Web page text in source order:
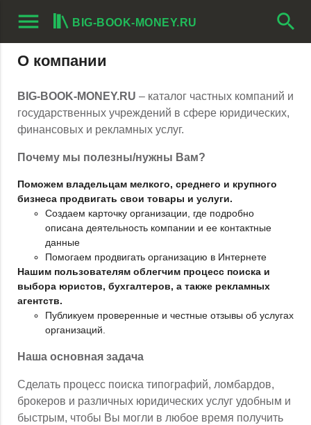
menu BIG-BOOK-MONEY.RU search
О компании
BIG-BOOK-MONEY.RU – каталог частных компаний и
государственных учреждений в сфере юридических,
финансовых и рекламных услуг.
Почему мы полезны/нужны Вам?
Поможем владельцам мелкого, среднего и крупного
бизнеса продвигать свои товары и услуги.
Создаем карточку организации, где подробно
описана деятельность компании и ее контактные
данные
Помогаем продвигать организацию в Интернете
Нашим пользователям облегчим процесс поиска и
выбора юристов, бухгалтеров, а также рекламных
агентств.
Публикуем проверенные и честные отзывы об услугах
организаций.
Наша основная задача
Сделать процесс поиска типографий, ломбардов,
брокеров и различных юридических услуг удобным и
быстрым, чтобы Вы могли в любое время получить